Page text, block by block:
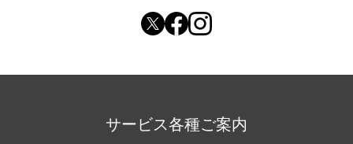
サービス各種ご案内